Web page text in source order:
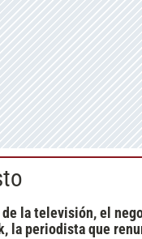
de la televisión, el
la periodista que